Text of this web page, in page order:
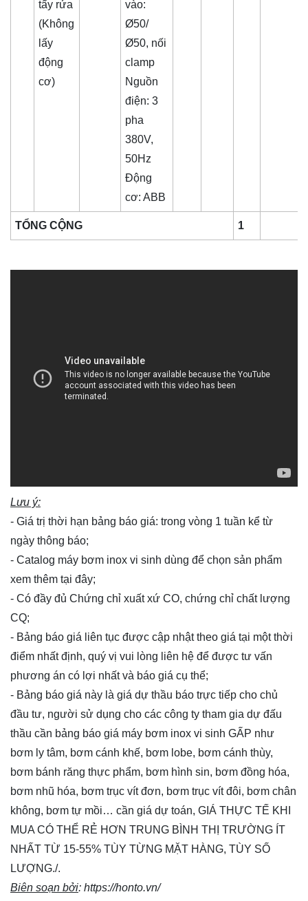
tẩy rửa
(Không
lấy
động
cơ)
vào:
Ø50/
Ø50, nối
clamp
Nguồn
điện: 3
pha
380V,
50Hz
Động
cơ: ABB
TỔNG CỘNG 1
Lưu ý:
- Giá trị thời hạn bảng báo giá: trong vòng 1 tuần kể từ
ngày thông báo;
- Catalog máy bơm inox vi sinh dùng để chọn sản phẩm
xem thêm tại đây;
- Có đầy đủ Chứng chỉ xuất xứ CO, chứng chỉ chất lượng
CQ;
- Bảng báo giá liên tục được cập nhật theo giá tại một thời
điểm nhất định, quý vị vui lòng liên hệ để được tư vấn
phương án có lợi nhất và báo giá cụ thể;
- Bảng báo giá này là giá dự thầu báo trực tiếp cho chủ
đầu tư, người sử dụng cho các công ty tham gia dự đấu
thầu cần bảng báo giá máy bơm inox vi sinh GẤP như
bơm ly tâm, bơm cánh khế, bơm lobe, bơm cánh thùy,
bơm bánh răng thực phẩm, bơm hình sin, bơm đồng hóa,
bơm nhũ hóa, bơm trục vít đơn, bơm trục vít đôi, bơm chân
không, bơm tự mồi… cần giá dự toán, GIÁ THỰC TẾ KHI
MUA CÓ THỂ RẺ HƠN TRUNG BÌNH THỊ TRƯỜNG ÍT
NHẤT TỪ 15-55% TÙY TỪNG MẶT HÀNG, TÙY SỐ
LƯỢNG./.
Biên soạn bởi: https://honto.vn/